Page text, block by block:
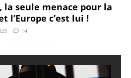
la seule menace pour la
l’Europe c’est lui !
14